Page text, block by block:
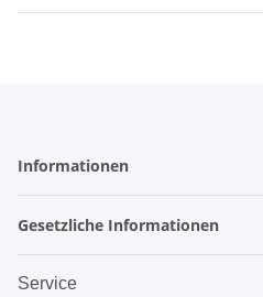
Informationen
Gesetzliche Informationen
Service